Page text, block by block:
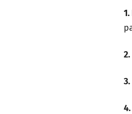
1.
2.
3.
4.